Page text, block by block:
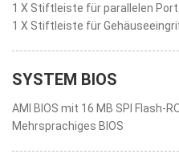
1 X Stiftleiste für parallelen Port
1 X Stiftleiste für
SYSTEM BIOS
AMI BIOS mit 16 MB SPI Flash-
Mehrsprachiges BIOS